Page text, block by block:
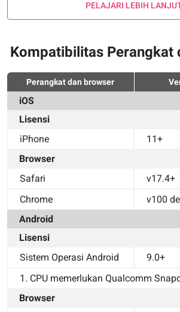
PELAJARI LEBIH
Kompatibilitas Perangkat
Perangkat dan browser
iOS
Lisensi
iPhone
11+
Browser
Safari
v17.4+
Chrome
v100
Android
Lisensi
Sistem Operasi Android
9.0+
1. CPU memerlukan Qualcomm
Browser